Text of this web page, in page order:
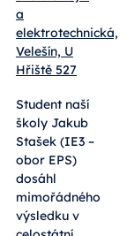
odborná
škola strojní
a
elektrotechnická,
Hřiště 527
Student naší
školy Jakub
Stašek (IE3 –
obor EPS)
dosáhl
mimořádného